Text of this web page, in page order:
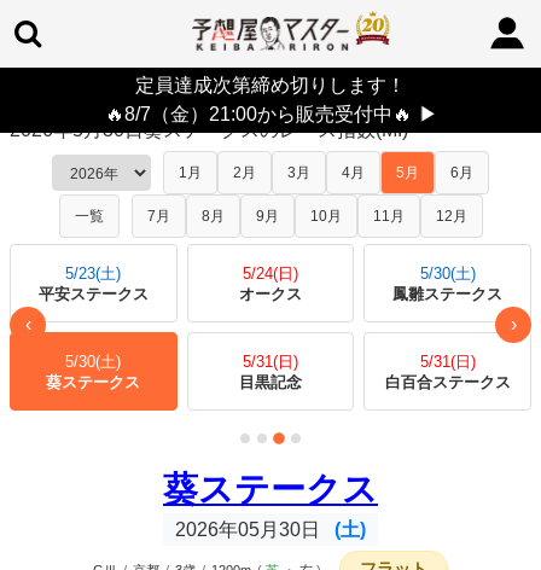
定員達成次第締め切りします！
🔥8/7（金）21:00から販売受付中🔥
▶
> 2026年5月30日葵ステークス
2026年5月30日葵ステークスのレース指数(MI)
1月 2月 3月 4月 5月 6月
一覧 7月 8月 9月 10月 11月 12月
‹
5/23(土)
平安ステークス
5/24(日)
オークス
5/30(土)
鳳雛ステークス
5/30(土)
葵ステークス
5/31(日)
目黒記念
5/31(日)
白百合ステークス
›
葵ステークス
2026年05月30日 (土)